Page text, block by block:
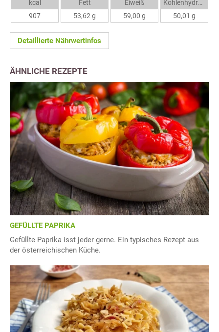
kcal
907
Fett
53,62 g
Eiweiß
59,00 g
Kohlenhydrate
50,01 g
Detaillierte Nährwertinfos
ÄHNLICHE REZEPTE
GEFÜLLTE PAPRIKA
Gefüllte Paprika isst jeder gerne. Ein typisches Rezept aus
der österreichischen Küche.